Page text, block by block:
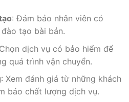
: Đảm bảo nhân viên có
tạo bài bản.
dịch vụ có bảo hiểm để
quá trình vận chuyển.
: Xem đánh giá từ những khách
bảo chất lượng dịch vụ.